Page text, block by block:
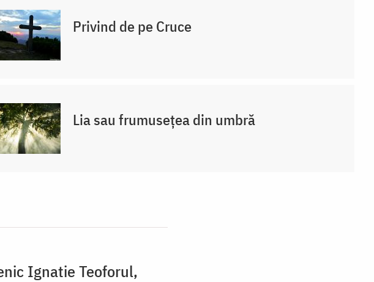
Privind de pe Cruce
Lia sau frumusețea din umbră
Ignatie Teoforul,